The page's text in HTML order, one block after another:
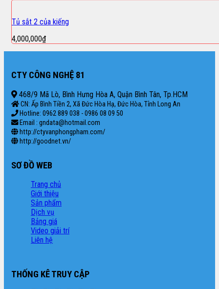
Tủ sắt 2 của kiếng
4,000,000₫
CTY CÔNG NGHỆ 81
468/9 Mã Lò, Bình Hưng Hòa A, Quận Bình Tân, Tp.HCM
CN: Ấp Bình Tiền 2, Xã Đức Hòa Hạ, Đức Hòa, Tỉnh Long An
Hotline: 0962 889 038 - 0986 08 09 50
Email : gndata@hotmail.com
http://ctyvanphongpham.com/
http://goodnet.vn/
SƠ ĐỒ WEB
Trang chủ
Giới thiệu
Sản phẩm
Dịch vụ
Bảng giá
Video giải trí
Liên hệ
THỐNG KÊ TRUY CẬP